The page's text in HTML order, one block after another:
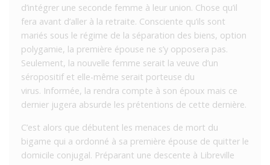
d’intégrer une seconde femme à leur union. Chose qu’il
fera avant d’aller à la retraite. Consciente qu’ils sont
mariés sous le régime de la séparation des biens, option
polygamie, la première épouse ne s’y opposera pas.
Seulement, la nouvelle femme serait la veuve d’un
séropositif et elle-même serait porteuse du
virus. Informée, la rendra compte à son époux mais ce
dernier jugera absurde les prétentions de cette dernière.
C’est alors que débutent les menaces de mort du
bigame qui a ordonné à sa première épouse de quitter le
domicile conjugal. Préparant une descente à Libreville